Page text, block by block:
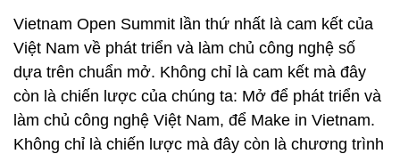
Vietnam Open Summit lần thứ nhất là cam kết của
Việt Nam về phát triển và làm chủ công nghệ số
dựa trên chuẩn mở. Không chỉ là cam kết mà đây
còn là chiến lược của chúng ta: Mở để phát triển và
làm chủ công nghệ Việt Nam, để Make in Vietnam.
Không chỉ là chiến lược mà đây còn là chương trình